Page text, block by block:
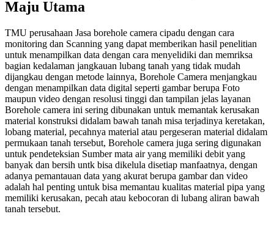
Maju Utama
TMU perusahaan Jasa borehole camera cipadu dengan cara
monitoring dan Scanning yang dapat memberikan hasil penelitian
untuk menampilkan data dengan cara menyelidiki dan memriksa
bagian kedalaman jangkauan lubang tanah yang tidak mudah
dijangkau dengan metode lainnya, Borehole Camera menjangkau
dengan menampilkan data digital seperti gambar berupa Foto
maupun video dengan resolusi tinggi dan tampilan jelas layanan
Borehole camera ini sering dibunakan untuk memantak kerusakan
material konstruksi didalam bawah tanah misa terjadinya keretakan,
lobang material, pecahnya material atau pergeseran material didalam
permukaan tanah tersebut, Borehole camera juga sering digunakan
untuk pendeteksian Sumber mata air yang memiliki debit yang
banyak dan bersih untk bisa dikelula disetiap manfaatnya, dengan
adanya pemantauan data yang akurat berupa gambar dan video
adalah hal penting untuk bisa memantau kualitas material pipa yang
memiliki kerusakan, pecah atau kebocoran di lubang aliran bawah
tanah tersebut.